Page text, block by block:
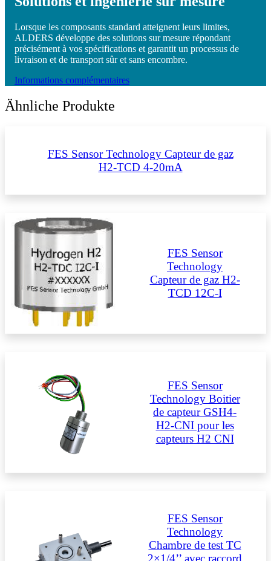
Lorsque les composants standard atteignent leurs limites,
ALDERS développe des solutions sur mesure répondant
précisément à vos spécifications et garantit un processus de
livraison et de transport sûr et sans encombre.
Informations complémentaires
Ähnliche Produkte
FES Sensor Technology Capteur de gaz
H2-TCD 4-20mA
FES Sensor
Technology
Capteur de gaz H2-
TCD 12C-I
FES Sensor
Technology Boitier
de capteur GSH4-
H2-CNI pour les
capteurs H2 CNI
FES Sensor
Technology
Chambre de test TC
2×1/4’’ avec raccord